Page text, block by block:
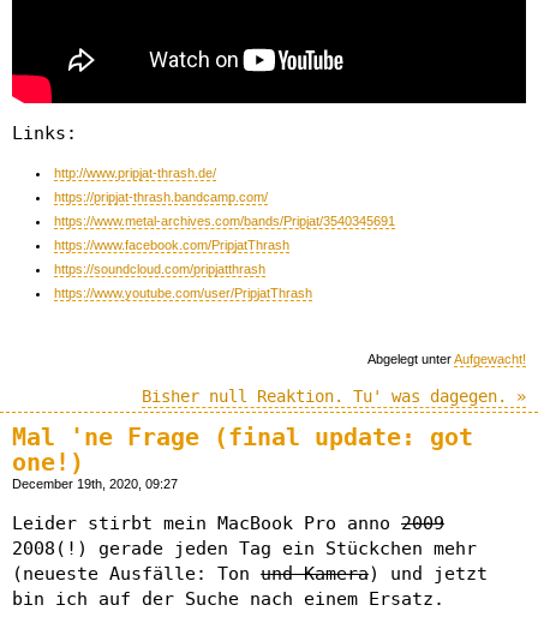
Links:
http://www.pripjat-thrash.de/
https://pripjat-thrash.bandcamp.com/
https://www.metal-archives.com/bands/Pripjat/3540345691
https://www.facebook.com/PripjatThrash
https://soundcloud.com/pripjatthrash
https://www.youtube.com/user/PripjatThrash
Abgelegt unterAufgewacht!
Bisher null Reaktion. Tu' was dagegen. »
Mal 'ne Frage (final update: got
one!)
December 19th, 2020, 09:27
Leider stirbt mein MacBook Pro anno 2009
2008(!) gerade jeden Tag ein Stückchen mehr
(neueste Ausfälle: Ton und Kamera) und jetzt
bin ich auf der Suche nach einem Ersatz.